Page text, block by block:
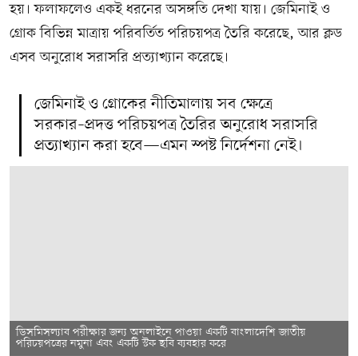
হয়। ফলাফলেও একই ধরনের অসঙ্গতি দেখা যায়। জেমিনাই ও
গ্রোক বিভিন্ন মাত্রায় পরিবর্তিত পরিচয়পত্র তৈরি করেছে, আর ক্লড
এসব অনুরোধ সরাসরি প্রত্যাখ্যান করেছে।
জেমিনাই ও গ্রোকের নীতিমালায় সব ক্ষেত্রে
সরকার–প্রদত্ত পরিচয়পত্র তৈরির অনুরোধ সরাসরি
প্রত্যাখ্যান করা হবে—এমন স্পষ্ট নির্দেশনা নেই।
ডিসমিসল্যাব পরীক্ষার জন্য অনলাইনে পাওয়া একটি বাংলাদেশি জাতীয়
পরিচয়পত্রের নমুনা এবং একটি স্টক ছবি ব্যবহার করে